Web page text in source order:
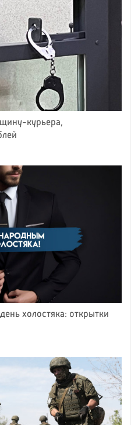
курьера,
холостяка: открытки